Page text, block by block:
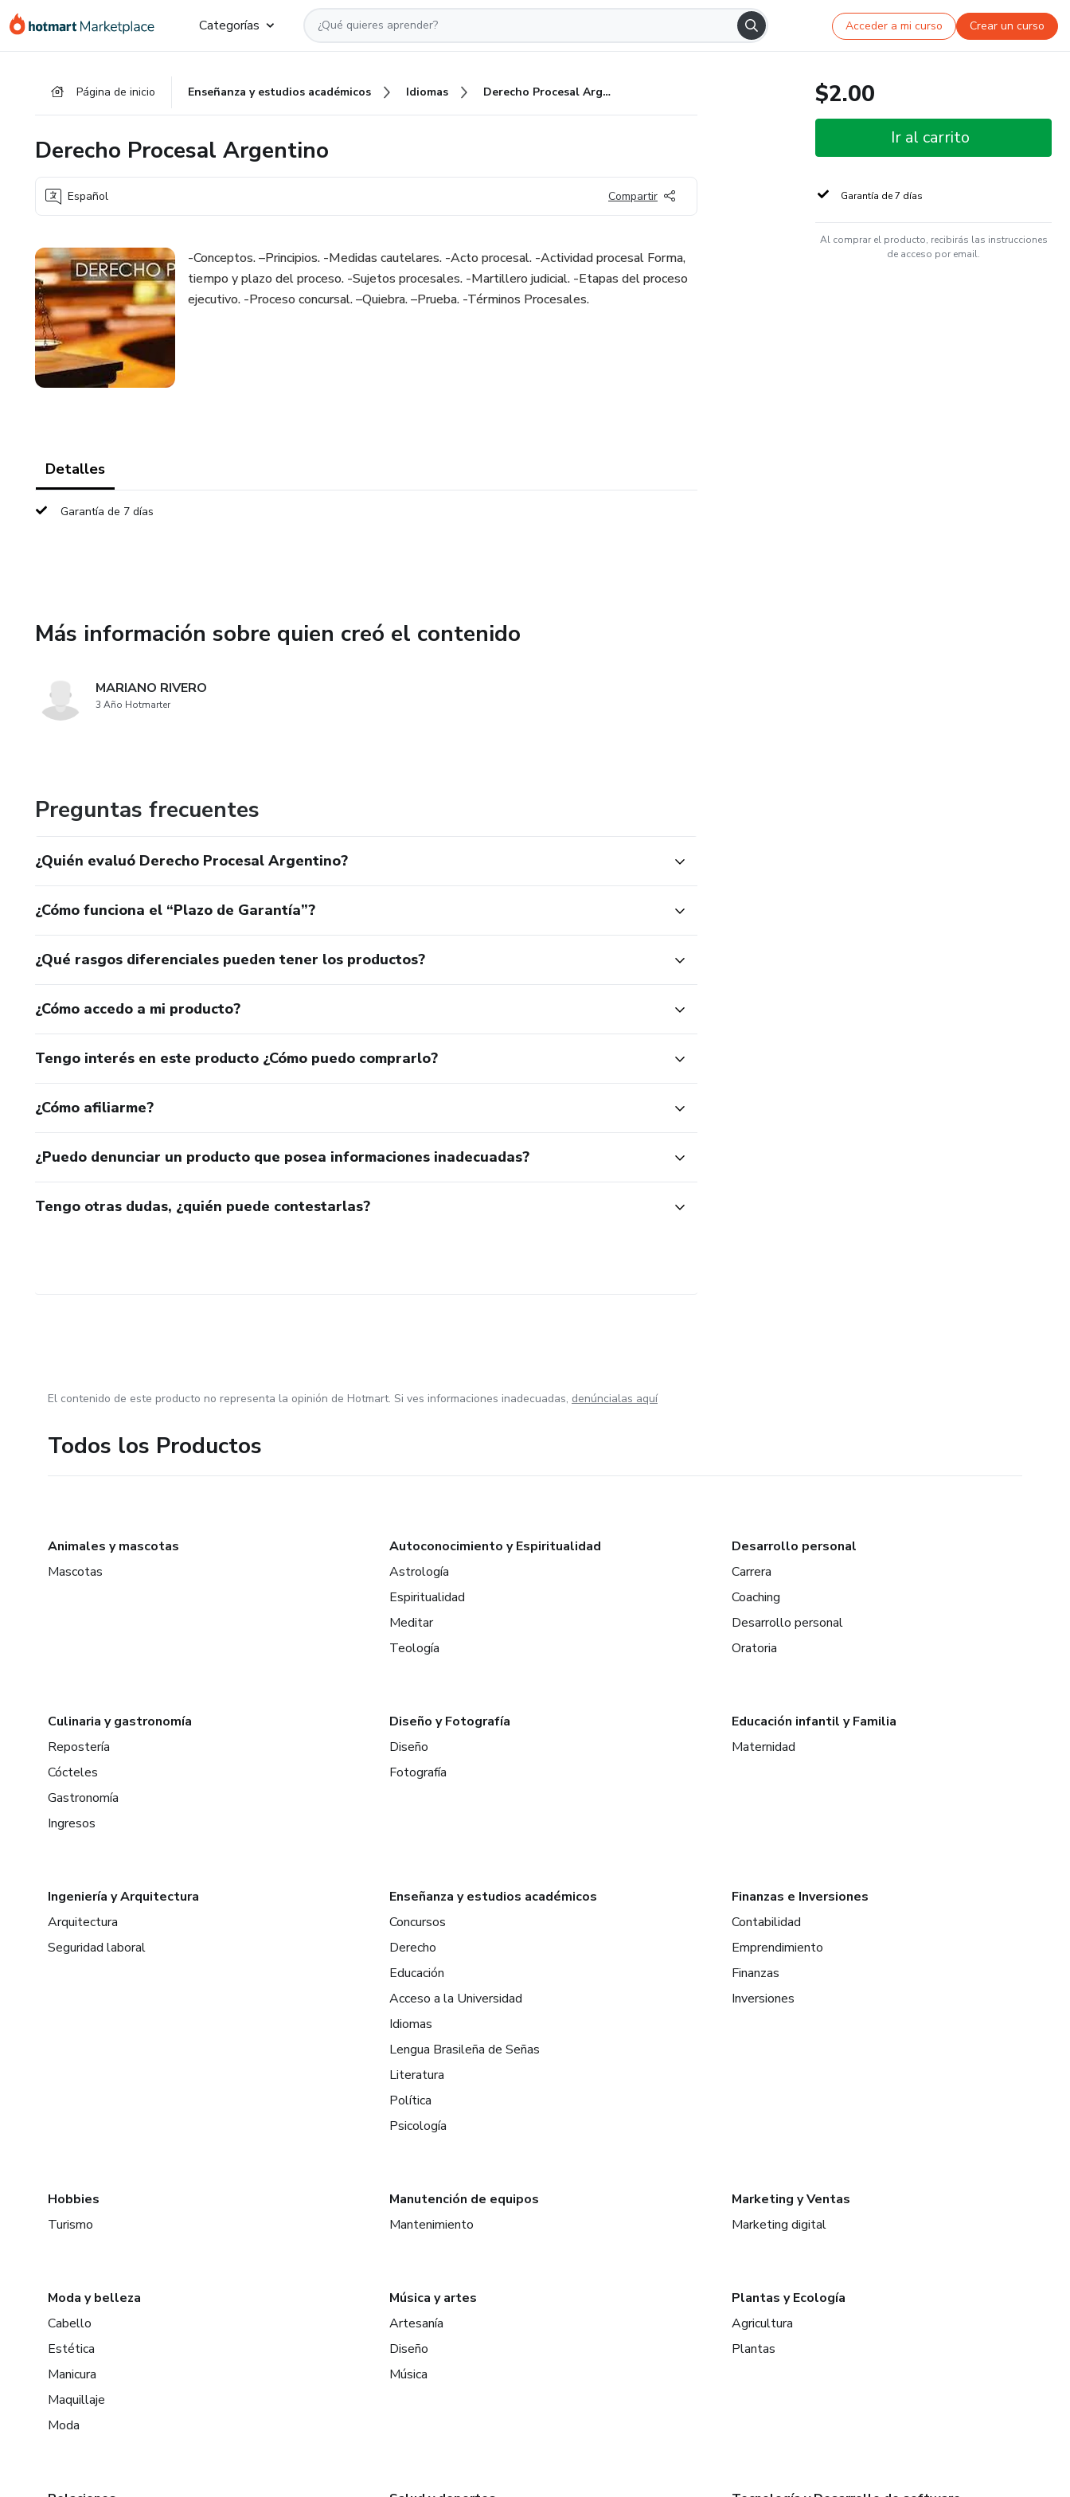
Categorías Acceder a mi curso Crear un curso
Página de inicio Enseñanza y estudios académicos Idiomas Derecho Procesal Argentino
Derecho Procesal Argentino
Español Compartir
-Conceptos. –Principios. -Medidas cautelares. -Acto procesal. -Actividad procesal Forma,
tiempo y plazo del proceso. -Sujetos procesales. -Martillero judicial. -Etapas del proceso
ejecutivo. -Proceso concursal. –Quiebra. –Prueba. -Términos Procesales.
Detalles
Garantía de 7 días
Más información sobre quien creó el contenido
MARIANO RIVERO
3 Año Hotmarter
Preguntas frecuentes
¿Quién evaluó Derecho Procesal Argentino?
¿Cómo funciona el “Plazo de Garantía”?
¿Qué rasgos diferenciales pueden tener los productos?
¿Cómo accedo a mi producto?
Tengo interés en este producto ¿Cómo puedo comprarlo?
¿Cómo afiliarme?
¿Puedo denunciar un producto que posea informaciones inadecuadas?
Tengo otras dudas, ¿quién puede contestarlas?
$2.00
Ir al carrito
Garantía de 7 días
Al comprar el producto, recibirás las instrucciones
de acceso por email.
El contenido de este producto no representa la opinión de Hotmart. Si ves informaciones inadecuadas, denúncialas aquí
Todos los Productos
Animales y mascotas
Mascotas
Autoconocimiento y Espiritualidad
Astrología
Espiritualidad
Meditar
Teología
Desarrollo personal
Carrera
Coaching
Desarrollo personal
Oratoria
Culinaria y gastronomía
Repostería
Cócteles
Gastronomía
Ingresos
Diseño y Fotografía
Diseño
Fotografía
Educación infantil y Familia
Maternidad
Ingeniería y Arquitectura
Arquitectura
Seguridad laboral
Enseñanza y estudios académicos
Concursos
Derecho
Educación
Acceso a la Universidad
Idiomas
Lengua Brasileña de Señas
Literatura
Política
Psicología
Finanzas e Inversiones
Contabilidad
Emprendimiento
Finanzas
Inversiones
Hobbies
Turismo
Manutención de equipos
Mantenimiento
Marketing y Ventas
Marketing digital
Moda y belleza
Cabello
Estética
Manicura
Maquillaje
Moda
Música y artes
Artesanía
Diseño
Música
Plantas y Ecología
Agricultura
Plantas